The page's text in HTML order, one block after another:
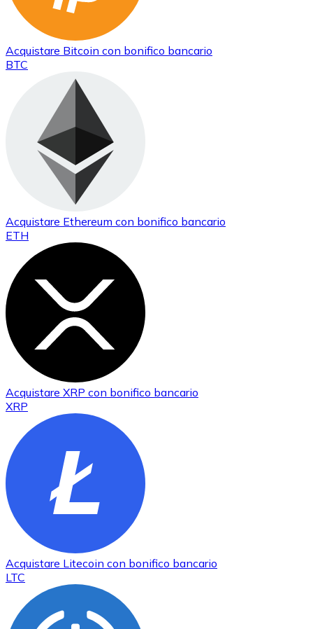
Acquistare Bitcoin con bonifico bancario
BTC
Acquistare Ethereum con bonifico bancario
ETH
Acquistare XRP con bonifico bancario
XRP
Acquistare Litecoin con bonifico bancario
LTC